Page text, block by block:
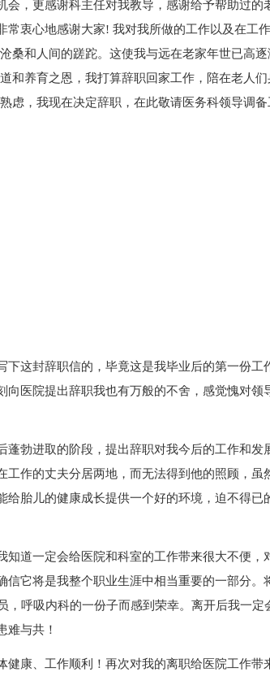
会，更感谢科主任对我教导，感谢给予帮助过的
常衷心地感谢大家! 我对我所做的工作以及在工
桑和人间的蹉跎。这使我与远在老家年世已高
和养育之恩，我打算辞职回家工作，陪在老人
虑，我现在决定辞职，在此敬请医务科领导调备
下这封辞职信的，毕竟这是我毕业后的第一份工
向医院提出辞职我也有万般的不舍，感觉愧对领
蓬勃进取的阶段，提出辞职对我今后的工作和发
工作的丈夫分居两地，而无法得到他的照顾，虽
给胎儿的健康成长提供一个好的环境，迫不得已
知道一定会给医院和科室的工作带来很大不便，
信它将是我整个职业生涯中相当重要的一部分。
，呼吸内科的一份子而感到荣幸。离开后我一定
难与共！
健康、工作顺利！再次对我的离职给医院工作带